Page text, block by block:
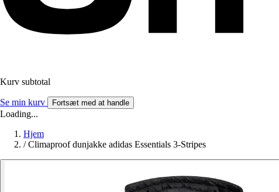
Kurv subtotal
Se min kurv Fortsæt med at handle
Loading...
Hjem
/ Climaproof dunjakke adidas Essentials 3-Stripes